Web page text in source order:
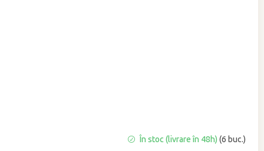
În stoc (livrare în 48h)(6 buc.)